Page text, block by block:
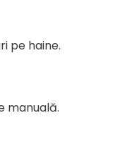
pe haine.
manuală.